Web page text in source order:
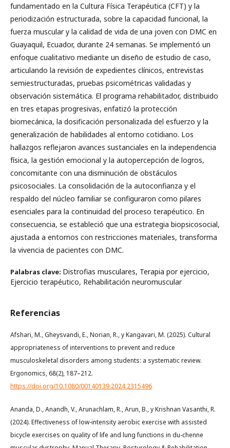
fundamentado en la Cultura Física Terapéutica (CFT) y la
periodización estructurada, sobre la capacidad funcional, la
fuerza muscular y la calidad de vida de una joven con DMC en
Guayaquil, Ecuador, durante 24 semanas. Se implementó un
enfoque cualitativo mediante un diseño de estudio de caso,
articulando la revisión de expedientes clínicos, entrevistas
semiestructuradas, pruebas psicométricas validadas y
observación sistemática. El programa rehabilitador, distribuido
en tres etapas progresivas, enfatizó la protección
biomecánica, la dosificación personalizada del esfuerzo y la
generalización de habilidades al entorno cotidiano. Los
hallazgos reflejaron avances sustanciales en la independencia
física, la gestión emocional y la autopercepción de logros,
concomitante con una disminución de obstáculos
psicosociales. La consolidación de la autoconfianza y el
respaldo del núcleo familiar se configuraron como pilares
esenciales para la continuidad del proceso terapéutico. En
consecuencia, se estableció que una estrategia biopsicosocial,
ajustada a entornos con restricciones materiales, transforma
la vivencia de pacientes con DMC.
Palabras clave: Distrofias musculares, Terapia por ejercicio,
Ejercicio terapéutico, Rehabilitación neuromuscular
Referencias
Afshari, M., Gheysvandi, E., Norian, R., y Kangavari, M. (2025). Cultural
appropriateness of interventions to prevent and reduce
musculoskeletal disorders among students: a systematic review.
Ergonomics, 68(2), 187–212.
https://doi.org/10.1080/00140139.2024.2315496
Ananda, D., Anandh, V., Arunachlam, R., Arun, B., y Krishnan Vasanthi, R.
(2024). Effectiveness of low-intensity aerobic exercise with assisted
bicycle exercises on quality of life and lung functions in du-chenne